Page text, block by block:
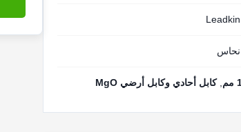
Leadkin
نحاس
,كابل أحادي وكابل أرضي MgO